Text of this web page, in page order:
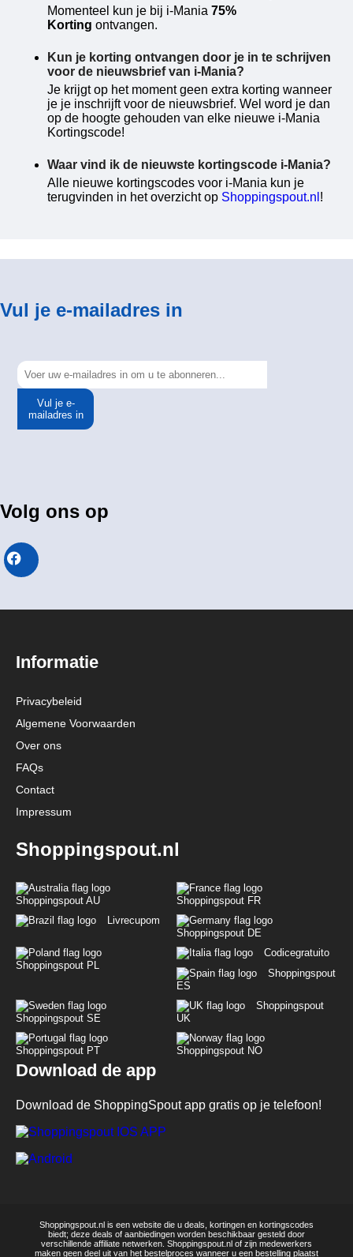
Momenteel kun je bij i-Mania 75%
Korting ontvangen.
Kun je korting ontvangen door je in te schrijven
voor de nieuwsbrief van i-Mania?
Je krijgt op het moment geen extra korting wanneer
je je inschrijft voor de nieuwsbrief. Wel word je dan
op de hoogte gehouden van elke nieuwe i-Mania
Kortingscode!
Waar vind ik de nieuwste kortingscode i-Mania?
Alle nieuwe kortingscodes voor i-Mania kun je
terugvinden in het overzicht op Shoppingspout.nl !
Vul je e-mailadres in
Vul je e-
mailadres in
Volg ons op
Informatie
Privacybeleid
Algemene Voorwaarden
Over ons
FAQs
Contact
Impressum
Shoppingspout.nl
Shoppingspout AU
Shoppingspout FR
Livrecupom
Shoppingspout DE
Shoppingspout PL
Codicegratuito
Shoppingspout
ES
Shoppingspout SE
Shoppingspout
UK
Shoppingspout PT Shoppingspout NO
Download de app
Download de ShoppingSpout app gratis op je telefoon!
Shoppingspout.nl is een website die u deals, kortingen en kortingscodes
biedt; deze deals of aanbiedingen worden beschikbaar gesteld door
verschillende affiliate netwerken. Shoppingspout.nl of zijn medewerkers
maken geen deel uit van het bestelproces wanneer u een bestelling plaatst